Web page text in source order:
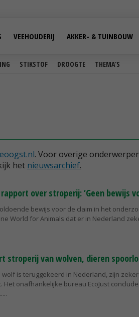
STIKSTOF DROOGTE THEMA'S
VEEHOUDERIJ AKKER- & TUINBOUW
. Voor overige
het nieuwsarchief.
over stroperij: ‘Geen bewijs
bewijs voor de claim in het
World for Animals dat er in Nederland
stroperij van wolven, dieren
wolf is teruggekeerd in Nederland, zijn
Het onafhankelijke bureau EcoJust